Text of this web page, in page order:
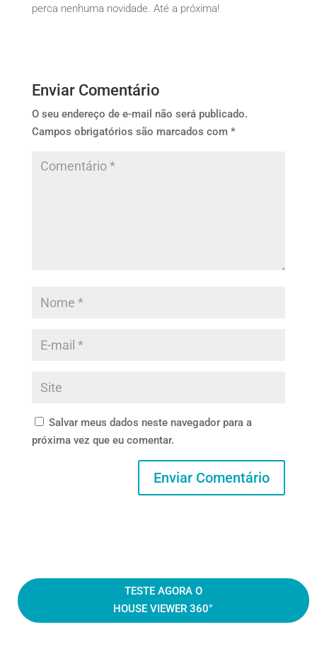
perca nenhuma novidade. Até a próxima!
Enviar Comentário
O seu endereço de e-mail não será publicado.
Campos obrigatórios são marcados com *
Salvar meus dados neste navegador para a
próxima vez que eu comentar.
TESTE AGORA O
HOUSE VIEWER 360°